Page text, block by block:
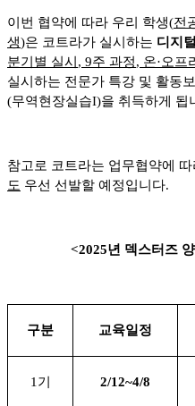
이번 협약에 따라 우리 학생(전
생)은 코트라가 실시하는 디지
분기별 실시 , 9주 과정, 온·오프
실시하는 전문가 특강 및 활동
(무역현장실습I)을 취득하게 됩
참고로 코트라는 업무협약에
도 우선 선발할 예정입니다.
<2025년 덱스터즈
구분 교육일정
1 기 2/12~4/8